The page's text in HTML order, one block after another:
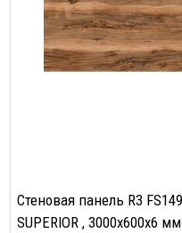
Стеновая панель R3 FS1490 W5 Слэб карамельный
SUPERIOR , 3000х600х6 мм